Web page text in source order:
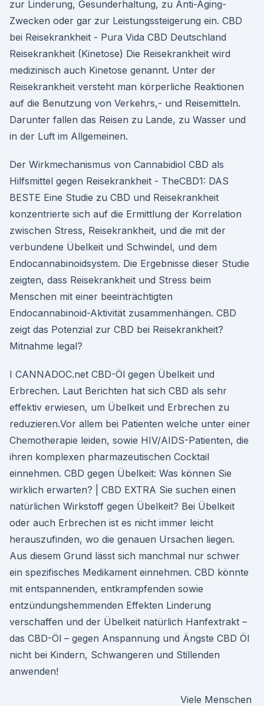
zur Linderung, Gesunderhaltung, zu Anti-Aging-
Zwecken oder gar zur Leistungssteigerung ein. CBD
bei Reisekrankheit - Pura Vida CBD Deutschland
Reisekrankheit (Kinetose) Die Reisekrankheit wird
medizinisch auch Kinetose genannt. Unter der
Reisekrankheit versteht man körperliche Reaktionen
auf die Benutzung von Verkehrs,- und Reisemitteln.
Darunter fallen das Reisen zu Lande, zu Wasser und
in der Luft im Allgemeinen.
Der Wirkmechanismus von Cannabidiol CBD als
Hilfsmittel gegen Reisekrankheit - TheCBD1: DAS
BESTE Eine Studie zu CBD und Reisekrankheit
konzentrierte sich auf die Ermittlung der Korrelation
zwischen Stress, Reisekrankheit, und die mit der
verbundene Übelkeit und Schwindel, und dem
Endocannabinoidsystem. Die Ergebnisse dieser Studie
zeigten, dass Reisekrankheit und Stress beim
Menschen mit einer beeinträchtigten
Endocannabinoid-Aktivität zusammenhängen. CBD
zeigt das Potenzial zur CBD bei Reisekrankheit?
Mitnahme legal?
I CANNADOC.net CBD-Öl gegen Übelkeit und
Erbrechen. Laut Berichten hat sich CBD als sehr
effektiv erwiesen, um Übelkeit und Erbrechen zu
reduzieren.Vor allem bei Patienten welche unter einer
Chemotherapie leiden, sowie HIV/AIDS-Patienten, die
ihren komplexen pharmazeutischen Cocktail
einnehmen. CBD gegen Übelkeit: Was können Sie
wirklich erwarten? | CBD EXTRA Sie suchen einen
natürlichen Wirkstoff gegen Übelkeit? Bei Übelkeit
oder auch Erbrechen ist es nicht immer leicht
herauszufinden, wo die genauen Ursachen liegen.
Aus diesem Grund lässt sich manchmal nur schwer
ein spezifisches Medikament einnehmen. CBD könnte
mit entspannenden, entkrampfenden sowie
entzündungshemmenden Effekten Linderung
verschaffen und der Übelkeit natürlich Hanfextrakt –
das CBD-Öl – gegen Anspannung und Ängste CBD Öl
nicht bei Kindern, Schwangeren und Stillenden
anwenden!
Viele Menschen